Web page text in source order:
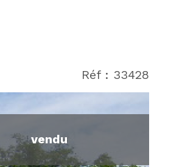
Réf : 33428
vendu